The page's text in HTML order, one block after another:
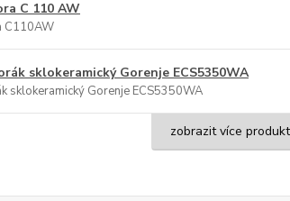
C 110 AW
C110AW
sklokeramický Gorenje ECS5350WA
sklokeramický Gorenje ECS5350WA
zobrazit více